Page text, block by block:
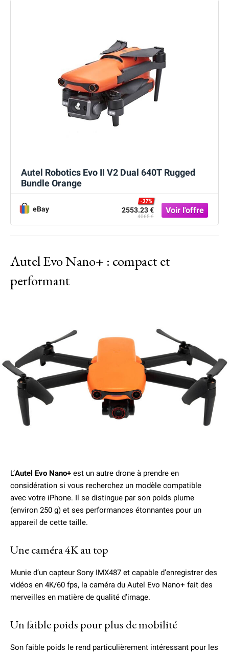
Autel Robotics Evo II V2 Dual 640T Rugged
Bundle Orange
eBay 2553.23 €
-37%
4065 €
Autel Evo Nano+ : compact et
performant
L’Autel Evo Nano+ est un autre drone à prendre en
considération si vous recherchez un modèle compatible
avec votre iPhone. Il se distingue par son poids plume
(environ 250 g) et ses performances étonnantes pour un
appareil de cette taille.
Une caméra 4K au top
Munie d’un capteur Sony IMX487 et capable d’enregistrer des
vidéos en 4K/60 fps, la caméra du Autel Evo Nano+ fait des
merveilles en matière de qualité d’image.
Un faible poids pour plus de mobilité
Son faible poids le rend particulièrement intéressant pour les